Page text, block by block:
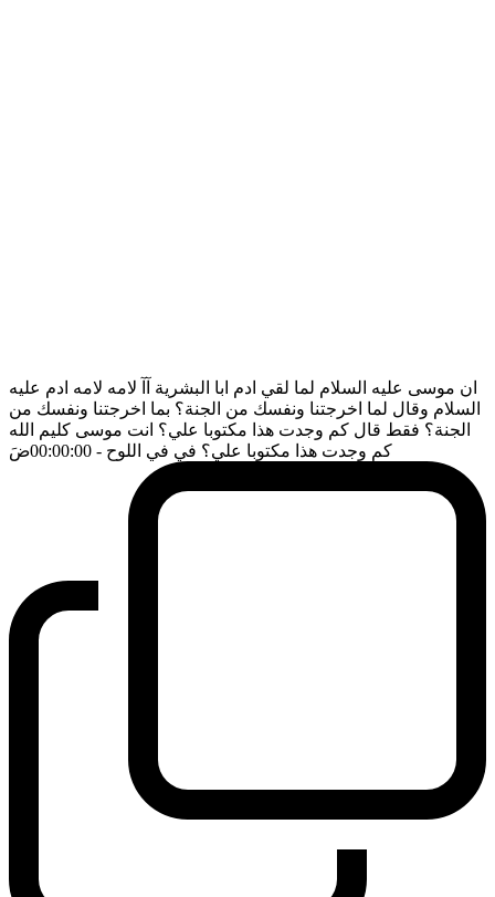
ان موسى عليه السلام لما لقي ادم ابا البشرية آآ لامه لامه ادم عليه
السلام وقال لما اخرجتنا ونفسك من الجنة؟ بما اخرجتنا ونفسك من
الجنة؟ فقط قال كم وجدت هذا مكتوبا علي؟ انت موسى كليم الله
كم وجدت هذا مكتوبا علي؟ في في اللوح - 00:00:00 ضَ